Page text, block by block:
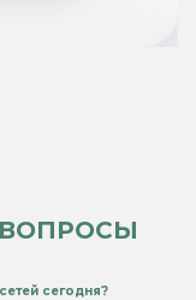
ВОПРОСЫ
сегодня?